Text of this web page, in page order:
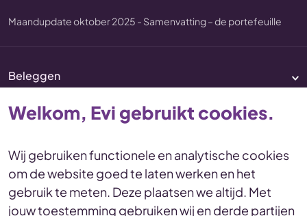
Maandupdate oktober 2025 - Samenvatting – de portefeuille
Beleggen
Vermogenscoaching
DisclaimerVoorwaarden
Privacy en cookies Statement
Welkom, Evi gebruikt cookies.
Wij gebruiken functionele en analytische cookies
om de website goed te laten werken en het
gebruik te meten. Deze plaatsen we altijd. Met
jouw toestemming gebruiken wij en derde partijen